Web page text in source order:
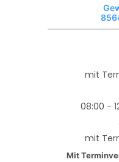
mit
08:00 -
mit
Mit